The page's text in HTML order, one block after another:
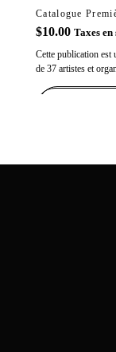
Catalogue
$10.00 Taxes en
Cette publication est
de 37 artistes et